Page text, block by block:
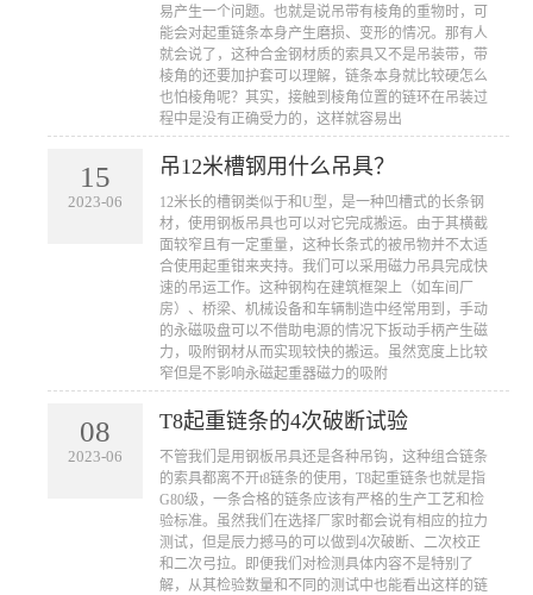
易产生一个问题。也就是说吊带有棱角的重物时，可
能会对起重链条本身产生磨损、变形的情况。那有人
就会说了，这种合金钢材质的索具又不是吊装带，带
棱角的还要加护套可以理解，链条本身就比较硬怎么
也怕棱角呢？其实，接触到棱角位置的链环在吊装过
程中是没有正确受力的，这样就容易出
15
2023-06
吊12米槽钢用什么吊具？
​12米长的槽钢类似于和U型，是一种凹槽式的长条钢
材，使用钢板吊具也可以对它完成搬运。由于其横截
面较窄且有一定重量，这种长条式的被吊物并不太适
合使用起重钳来夹持。我们可以采用磁力吊具完成快
速的吊运工作。这种钢构在建筑框架上（如车间厂
房）、桥梁、机械设备和车辆制造中经常用到，手动
的永磁吸盘可以不借助电源的情况下扳动手柄产生磁
力，吸附钢材从而实现较快的搬运。虽然宽度上比较
窄但是不影响永磁起重器磁力的吸附
08
2023-06
T8起重链条的4次破断试验
​不管我们是用钢板吊具还是各种吊钩，这种组合链条
的索具都离不开t8链条的使用，T8起重链条也就是指
G80级，一条合格的链条应该有严格的生产工艺和检
验标准。虽然我们在选择厂家时都会说有相应的拉力
测试，但是辰力撼马的可以做到4次破断、二次校正
和二次弓拉。即便我们对检测具体内容不是特别了
解，从其检验数量和不同的测试中也能看出这样的链